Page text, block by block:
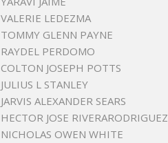
VALERIE LEDEZMA
TOMMY GLENN PAYNE
RAYDEL PERDOMO
COLTON JOSEPH POTTS
JULIUS L STANLEY
JARVIS ALEXANDER SEARS
HECTOR JOSE RIVERARODRIGUEZ
NICHOLAS OWEN WHITE